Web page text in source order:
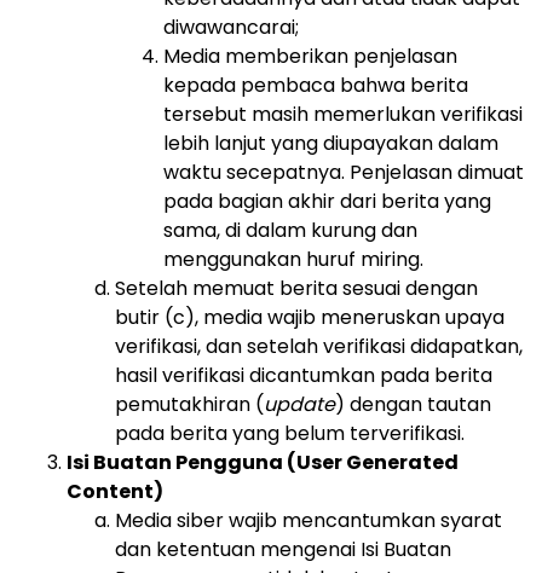
diwawancarai;
Media memberikan penjelasan
kepada pembaca bahwa berita
tersebut masih memerlukan verifikasi
lebih lanjut yang diupayakan dalam
waktu secepatnya. Penjelasan dimuat
pada bagian akhir dari berita yang
sama, di dalam kurung dan
menggunakan huruf miring.
Setelah memuat berita sesuai dengan
butir (c), media wajib meneruskan upaya
verifikasi, dan setelah verifikasi didapatkan,
hasil verifikasi dicantumkan pada berita
pemutakhiran (update) dengan tautan
pada berita yang belum terverifikasi.
Isi Buatan Pengguna (User Generated
Content)
Media siber wajib mencantumkan syarat
dan ketentuan mengenai Isi Buatan